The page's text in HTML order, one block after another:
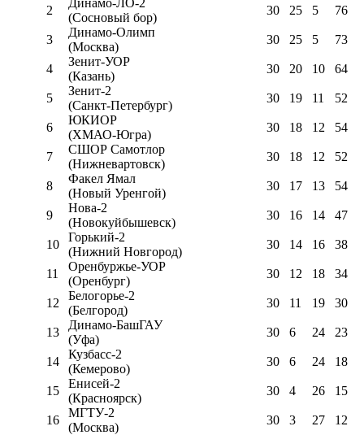
2
Динамо-ЛО-2
(Сосновый бор)
30 25 5 76
3
Динамо-Олимп
(Москва)
30 25 5 73
4
Зенит-УОР
(Казань)
30 20 10 64
5
Зенит-2
(Санкт-Петербург)
30 19 11 52
6
ЮКИОР
(ХМАО-Югра)
30 18 12 54
7
СШОР Самотлор
(Нижневартовск)
30 18 12 52
8
Факел Ямал
(Новый Уренгой)
30 17 13 54
9
Нова-2
(Новокуйбышевск)
30 16 14 47
10
Горький-2
(Нижний Новгород)
30 14 16 38
11
Оренбуржье-УОР
(Оренбург)
30 12 18 34
12
Белогорье-2
(Белгород)
30 11 19 30
13
Динамо-БашГАУ
(Уфа)
30 6 24 23
14
Кузбасс-2
(Кемерово)
30 6 24 18
15
Енисей-2
(Красноярск)
30 4 26 15
16
МГТУ-2
(Москва)
30 3 27 12